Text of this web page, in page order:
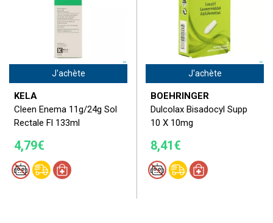
J'achète
KELA
Cleen Enema 11g/24g Sol
Rectale Fl 133ml
4,79€
J'achète
BOEHRINGER
Dulcolax Bisadocyl Supp
10 X 10mg
8,41€